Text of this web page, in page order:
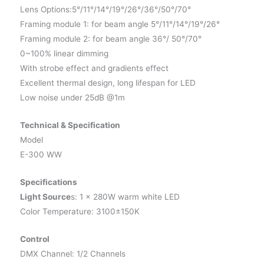
Lens Options:5°/11°/14°/19°/26°/36°/50°/70°
Framing module 1: for beam angle 5°/11°/14°/19°/26°
Framing module 2: for beam angle 36°/ 50°/70°
0~100% linear dimming
With strobe effect and gradients effect
Excellent thermal design, long lifespan for LED
Low noise under 25dB @1m
Technical & Specification
Model
E-300 WW
Specifications
Light Sources: 1 x 280W warm white LED
Color Temperature: 3100±150K
Control
DMX Channel: 1/2 Channels